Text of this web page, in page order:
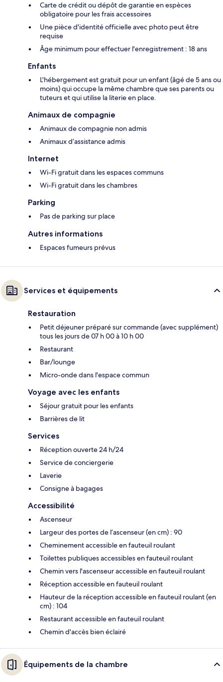
Carte de crédit ou dépôt de garantie en espèces
obligatoire pour les frais accessoires
Une pièce d'identité officielle avec photo peut être
requise
Âge minimum pour effectuer l'enregistrement : 18 ans
Enfants
L'hébergement est gratuit pour un enfant (âgé de 5 ans ou
moins) qui occupe la même chambre que ses parents ou
tuteurs et qui utilise la literie en place.
Animaux de compagnie
Animaux de compagnie non admis
Animaux d’assistance admis
Internet
Wi-Fi gratuit dans les espaces communs
Wi-Fi gratuit dans les chambres
Parking
Pas de parking sur place
Autres informations
Espaces fumeurs prévus
Services et équipements
Restauration
Petit déjeuner préparé sur commande (avec supplément)
tous les jours de 07 h 00 à 10 h 00
Restaurant
Bar/lounge
Micro-onde dans l'espace commun
Voyage avec les enfants
Séjour gratuit pour les enfants
Barrières de lit
Services
Réception ouverte 24 h/24
Service de conciergerie
Laverie
Consigne à bagages
Accessibilité
Ascenseur
Largeur des portes de l’ascenseur (en cm) : 90
Cheminement accessible en fauteuil roulant
Toilettes publiques accessibles en fauteuil roulant
Chemin vers l'ascenseur accessible en fauteuil roulant
Réception accessible en fauteuil roulant
Hauteur de la réception accessible en fauteuil roulant (en
cm) : 104
Restaurant accessible en fauteuil roulant
Chemin d'accès bien éclairé
Équipements de la chambre